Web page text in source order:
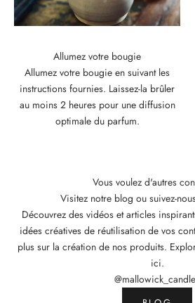
Allumez votre bougie
Allumez votre bougie en suivant les
instructions fournies. Laissez-la brûler
au moins 2 heures pour une diffusion
optimale du parfum.
Vous voulez d'autres
Visitez notre blog ou suivez-
Découvrez des vidéos et articles
idées créatives de réutilisation de vos
plus sur la création de nos produits.
ici.